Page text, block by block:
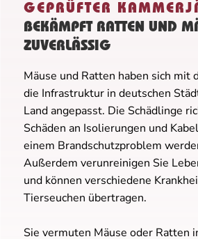
GEPRÜFTER
BEKÄMPFT RATTEN UND
ZUVERLÄSSIG
Mäuse und Ratten haben sich mit
die Infrastruktur in deutschen
Land angepasst. Die Schädlinge
Schäden an Isolierungen und
einem Brandschutzproblem
Außerdem verunreinigen Sie
und können verschiedene
Tierseuchen übertragen.
Sie vermuten Mäuse oder Ratten